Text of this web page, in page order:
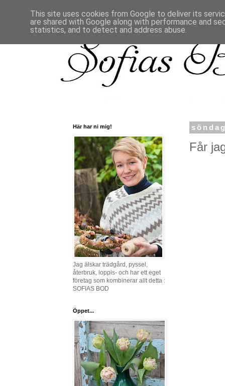
Får
Här har ni mig!
Jag älskar trädgård, pyssel,
återbruk, loppis- och har ett eget
företag som kombinerar allt detta :
SOFIAS BOD
Öppet...
This site uses cookies from Google to deliver its
are shared with Google along with performance and
statistics, and to detect and address abuse.